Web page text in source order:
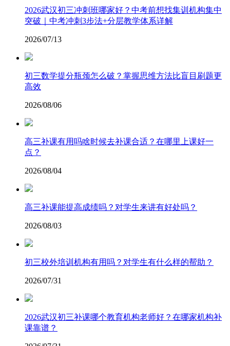
2026武汉初三冲刺班哪家好？中考前想找集训机构集中
突破｜中考冲刺3步法+分层教学体系详解
2026/07/13
​初三数学提分瓶颈怎么破？掌握思维方法比盲目刷题更
高效
2026/08/06
高三补课有用吗啥时候去补课合适？在哪里上课好一
点？
2026/08/04
高三补课能提高成绩吗？对学生来讲有好处吗？
2026/08/03
初三校外培训机构有用吗？对学生有什么样的帮助？
2026/07/31
2026武汉初三补课哪个教育机构老师好？在哪家机构补
课靠谱？